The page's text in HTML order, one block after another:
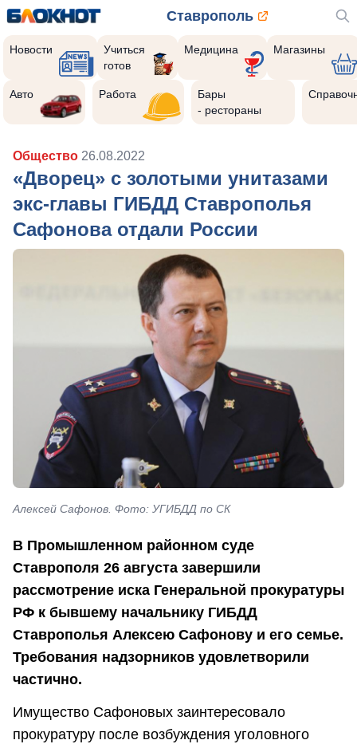
Ставрополь
Новости
Учиться
готов
Медицина Магазины
Авто Работа
Бары
- рестораны
Общество 26.08.2022
«Дворец» с золотыми унитазами
экс-главы ГИБДД Ставрополья
Сафонова отдали России
Алексей Сафонов. Фото: УГИБДД по СК
В Промышленном районном суде
Ставрополя 26 августа завершили
рассмотрение иска Генеральной прокуратуры
РФ к бывшему начальнику ГИБДД
Ставрополья Алексею Сафонову и его семье.
Требования надзорников удовлетворили
частично.
Имущество Сафоновых заинтересовало
прокуратуру после возбуждения уголовного